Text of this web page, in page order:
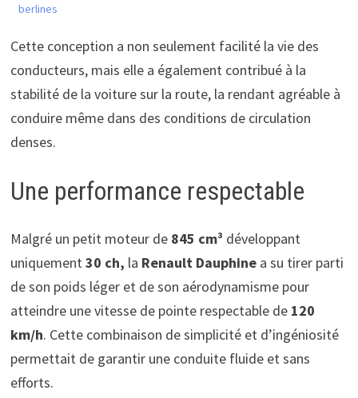
berlines
Cette conception a non seulement facilité la vie des
conducteurs, mais elle a également contribué à la
stabilité de la voiture sur la route, la rendant agréable à
conduire même dans des conditions de circulation
denses.
Une performance respectable
Malgré un petit moteur de 845 cm³ développant
uniquement30 ch, la Renault Dauphinea su tirer parti
de son poids léger et de son aérodynamisme pour
atteindre une vitesse de pointe respectable de 120
km/h. Cette combinaison de simplicité et d’ingéniosité
permettait de garantir une conduite fluide et sans
efforts.